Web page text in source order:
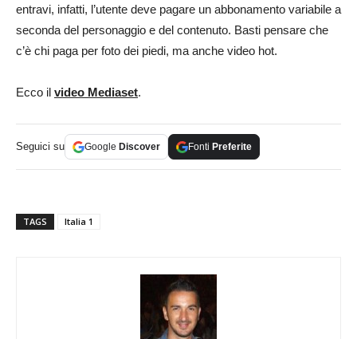
entravi, infatti, l’utente deve pagare un abbonamento variabile a
seconda del personaggio e del contenuto. Basti pensare che
c’è chi paga per foto dei piedi, ma anche video hot.
Ecco il video Mediaset.
Seguici su Google Discover Fonti Preferite
TAGS Italia 1